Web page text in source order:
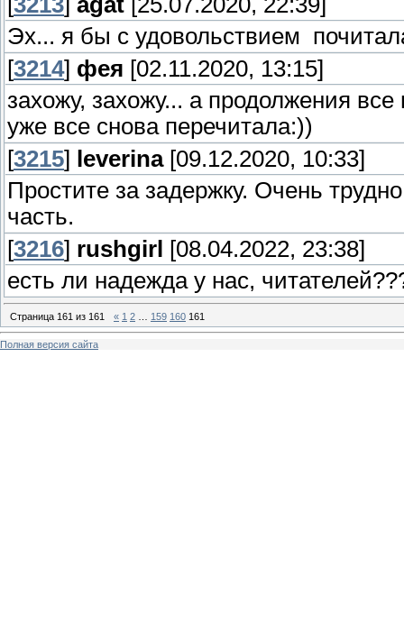
Эх... я бы с удовольствием
[3214] фея [02.11.2020, 13:15]
захожу, захожу... а продолжения все
уже все снова перечитала:))
[3215] leverina[09.12.2020, 10:33]
Простите за задержку. Очень
часть.
[3216] rushgirl
[08.04.2022, 23:38]
есть ли надежда у нас,
Страница 161 из 161 « 1 2 159 160 161
Полная версия сайта